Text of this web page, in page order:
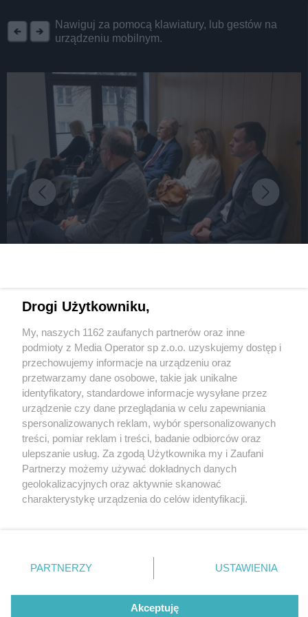
Nawiguj za pomocą klawiatury, lub gestów na
urządzeniu mobilnym.
zmianach w prawie pracy na 2025 rok. Spotkanie
spotkania Grupy HR Business Centre Club w loży
katowickiej
4 / 8
Katowicka loza bcc 14
Wydawca mediów lokalnych
Nie zapomnij
zapoznać się z:
polityką prywatności
Twojemiasto
Piekary Śląskie
Chorzów
Tarnowskie Góry
Gliwice
Skontakuj sięz nami
Kontakt
Redakcja
Newsletter
Drogi Użytkowniku,
My, naszych 1162 zaufanych partnerów oraz inne
podmioty z Media Operator sp z.o.o. uzyskujemy dostęp i
przechowujemy informacje na urządzeniu oraz
przetwarzamy dane osobowe, takie jak unikalne
identyfikatory, standardowe informacje wysyłane przez
urządzenie czy dane przeglądania w celu zapewniania
spersonalizowanych reklam, wybór spersonalizowanych
treści, pomiar reklam i treści, badanie odbiorców oraz
ulepszanie usług. Za zgodą Użytkownika my i Zaufani
Partnerzy możemy używać dokładnych danych
geolokalizacyjnych oraz aktywnie skanować
charakterystykę urządzenia do celów identyfikacji.
zmienić/wycofać klikając przycisk ustawień prywatności
znajdujący się w lewym dolnym rogu strony
rodzaje przetwarzania danych nie wymagają zgody
użytkownika, ale masz prawo sprzeciwić się takiemu
PARTNERZY USTAWIENIA
Akceptuję